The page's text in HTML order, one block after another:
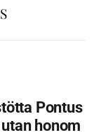
Pontus
honom